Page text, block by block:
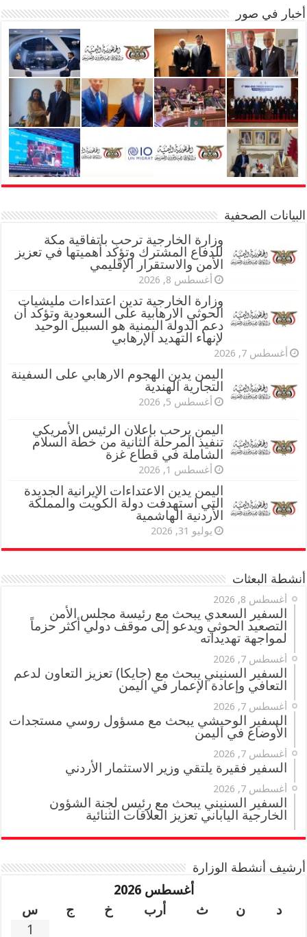
أخبار في صور
البيانات الصحفية
وزارة الخارجية ترحب باتفاقية مكة
للدفاع المشترك وتؤكد أهميتها في تعزيز
الأمن والاستقرار الإقليمي
أغسطس 8, 2026
وزارة الخارجية تدين اعتداءات مليشيات
الحوثي الارهابية على السعودية وتؤكد أن
دعم الدولة اليمنية هو السبيل الوحيد
لإنهاء التهديد الإرهابي
أغسطس 7, 2026
اليمن يدين الهجوم الارهابي على السفينة
التجارية الهندية
أغسطس 5, 2026
اليمن يرحب بإعلان الرئيس الأمريكي
تنفيذ المرحلة الثانية من خطة السلام
الشاملة في قطاع غزة
أغسطس 1, 2026
اليمن يدين الاعتداءات الإيرانية الجديدة
التي استهدفت دولة الكويت والمملكة
الأردنية الهاشمية
يوليو 31, 2026
أنشطة البعثات
أغسطس 8, 2026
السفير السعدي يبحث مع رئيسة مجلس الأمن
التصعيد الحوثي ويدعو إلى موقف دولي أكثر حزماً
لمواجهة تهديداته
أغسطس 7, 2026
السفير السنيني يبحث مع (جايكا) تعزيز التعاون لدعم
التعافي وإعادة الإعمار في اليمن
أغسطس 7, 2026
السفير الوحيشي يبحث مع مسؤول روسي مستجدات
الأوضاع في اليمن
أغسطس 7, 2026
السفير فقيرة يلتقي وزير الاستثمار الأردني
أغسطس 7, 2026
السفير السنيني يبحث مع رئيس لجنة الشؤون
الخارجية الياباني تعزيز العلاقات الثنائية
أرشيف أنشطة الوزارة
أغسطس 2026
د
ن ث أرب خ ج
س
1